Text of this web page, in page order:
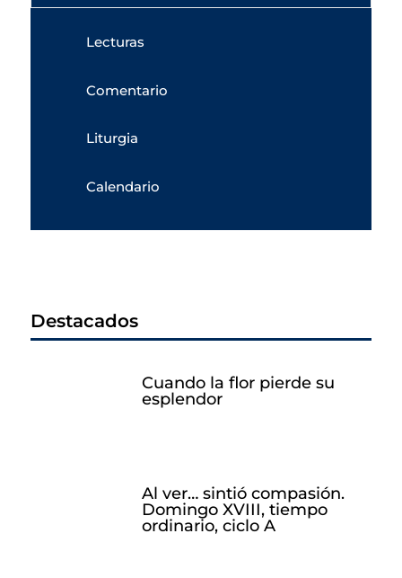
Lecturas
Comentario
Liturgia
Calendario
Destacados
Cuando la flor pierde su
esplendor
Al ver… sintió compasión.
Domingo XVIII, tiempo
ordinario, ciclo A